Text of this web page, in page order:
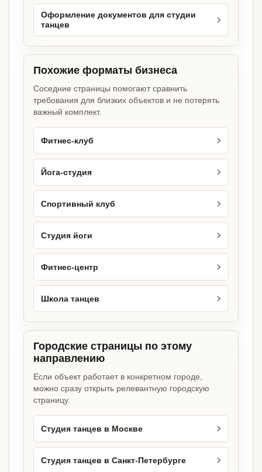
Оформление документов для студии
танцев
Похожие форматы бизнеса
Соседние страницы помогают сравнить
требования для близких объектов и не потерять
важный комплект.
Фитнес-клуб
Йога-студия
Спортивный клуб
Студия йоги
Фитнес-центр
Школа танцев
Городские страницы по этому
направлению
Если объект работает в конкретном городе,
можно сразу открыть релевантную городскую
страницу.
Студия танцев в Москве
Студия танцев в Санкт-Петербурге